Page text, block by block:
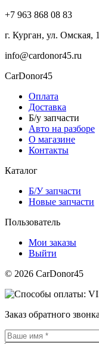
+7 963 868 08 83
г. Курган, ул. Омская,
info@cardonor45.ru
CarDonor45
Оплата
Доставка
Б/у запчасти
Авто на разборе
О магазине
Контакты
Каталог
Б/У запчасти
Новые запчасти
Пользователь
Мои заказы
Выйти
© 2026 CarDonor45
Заказ обратного звонка